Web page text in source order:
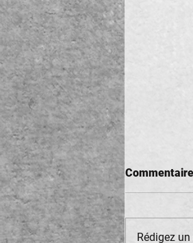
Rédigez